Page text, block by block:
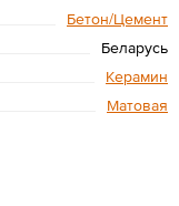
Бетон/Цемент
Беларусь
Керамин
Матовая